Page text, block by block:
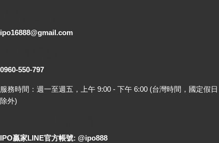
ipo16888@gmail.com
0960-550-797
服務時間：週一至週五，上午 9:00 - 下午 6:00 (台灣時間，國定假日
除外)
IPO贏家LINE官方帳號: @ipo888